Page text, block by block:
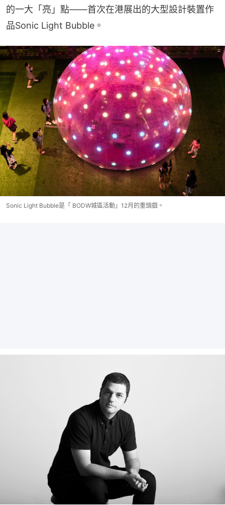
的一大「亮」點——首次在港展出的大型設計裝置作
品Sonic Light Bubble。
Sonic Light Bubble是「 BODW城區活動」12月的重頭戲。